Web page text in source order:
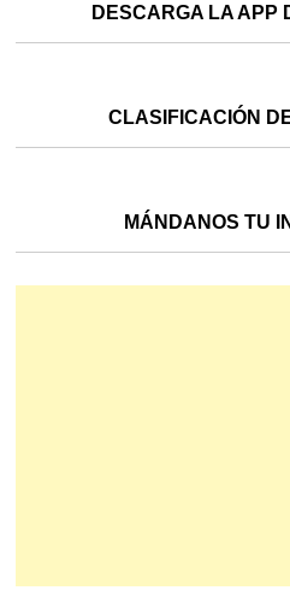
DESCARGA LA APP
CLASIFICACIÓN
MÁNDANOS TU